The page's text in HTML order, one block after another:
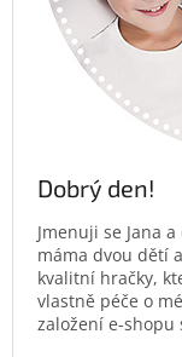
Dobrý den!
Jmenuji se Jana
máma dvou dětí
kvalitní hračky,
vlastně péče o
založení e-